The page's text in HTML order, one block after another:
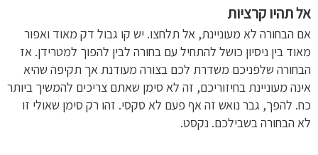
אל תהיו קרציות
אם הבחורה לא מעוניינת, אל תלחצו. יש קו גבול דק מאוד ואפור
מאוד בין ניסיון כושל להתחיל עם בחורה לבין להפוך למטרידן. אז
הבחורה שלפניכם משדרת לכם בצורה מעודנת אך תקיפה שהיא
אינה מעוניינת בחיזוריכם, זה לא סימן שאתם צריכים להמשיך ביותר
כח. להפך, גבר נואש זה אף פעם לא סקסי. זהו רק סימן שאולי זו
לא הבחורה בשבילכם. נקסט.